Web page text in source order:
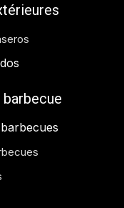
barbecue